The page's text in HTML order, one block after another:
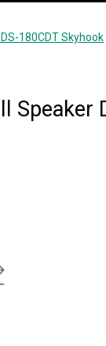
180CDT Skyhook
Speaker